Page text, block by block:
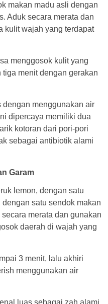
makan madu asli dengan
Aduk secara merata dan
kulit wajah yang terdapat
menggosok kulit yang
menit dengan gerakan
menggunakan air
dipercaya memiliki dua
kotoran dari pori-pori
sebagai antibiotik alami
Garam
lemon, dengan satu
satu sendok makan
merata dan gunakan
daerah di wajah yang
3 menit, lalu akhiri
menggunakan air
luas sebagai zah alami